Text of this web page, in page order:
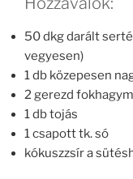
50 dkg darált
vegyesen)
1 db közepesen
2 gerezd
1 db tojás
1 csapott tk. só
kókuszzsír a